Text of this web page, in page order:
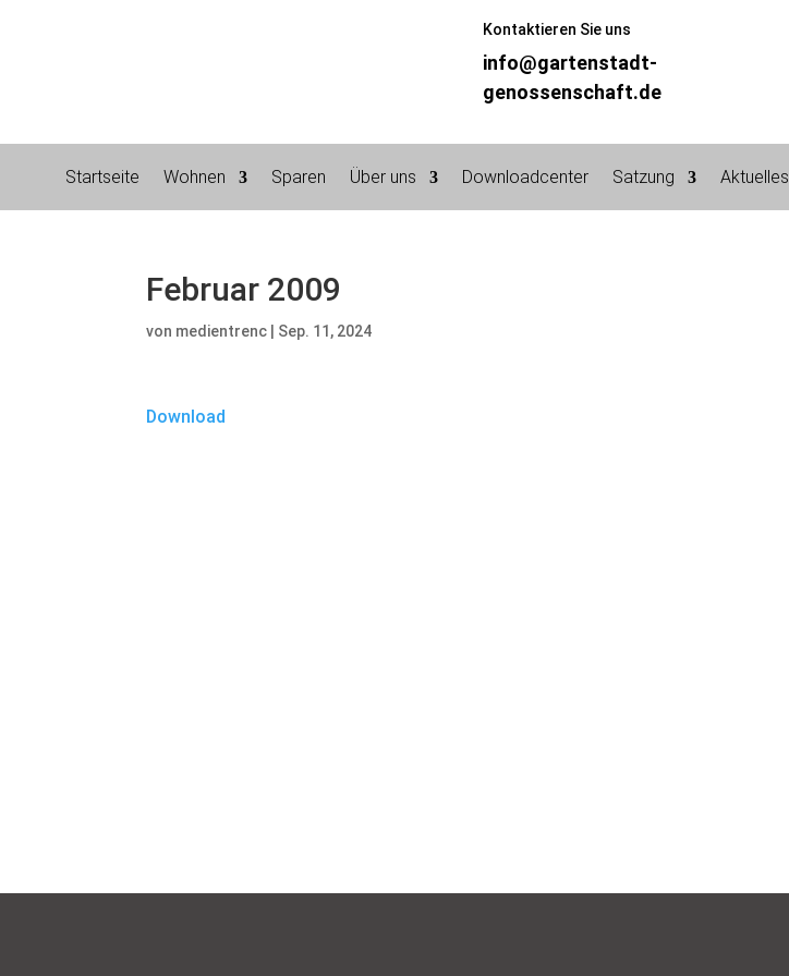
Kontaktieren Sie uns
info@gartenstadt-
genossenschaft.de
Startseite Wohnen Sparen Über uns Downloadcenter Satzung Aktuelles
Februar 2009
von medientrenc Sep. 11, 2024
Download